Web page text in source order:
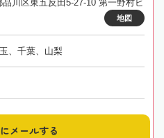
川区東五反田5-27-10 第一野村ビ
地図
、千葉、山梨
メールする